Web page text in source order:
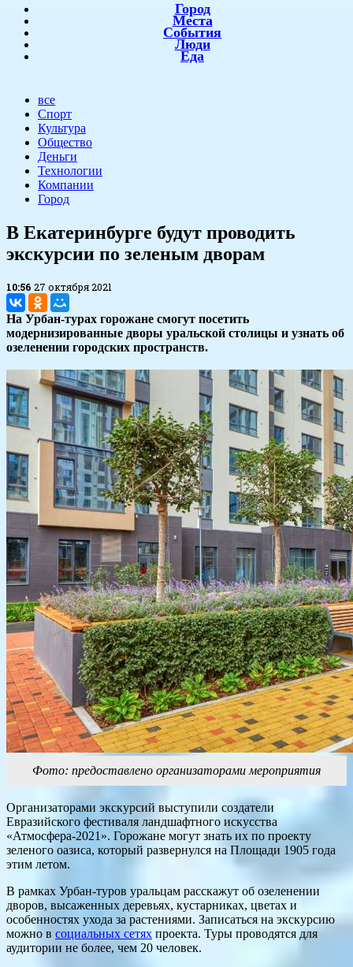
Город
Места
События
Люди
Еда
все
Спорт
Культура
Общество
Деньги
Технологии
Компании
Город
В Екатеринбурге будут проводить
экскурсии по зеленым дворам
10:56 27 октября 2021
На Урбан-турах горожане смогут посетить
модернизированные дворы уральской столицы и узнать об
озеленении городских пространств.
Фото: предоставлено организаторами мероприятия
Организаторами экскурсий выступили создатели
Евразийского фестиваля ландшафтного искусства
«Атмосфера-2021». Горожане могут знать их по проекту
зеленого оазиса, который развернулся на Площади 1905 года
этим летом.
В рамках Урбан-туров уральцам расскажут об озеленении
дворов, высаженных деревьях, кустарниках, цветах и
особенностях ухода за растениями. Записаться на экскурсию
можно в социальных сетях проекта. Туры проводятся для
аудитории не более, чем 20 человек.